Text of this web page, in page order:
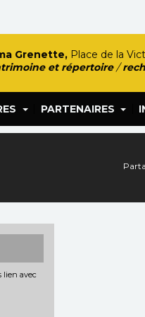
PARTENAIRES
Grenette, Place de la
et répertoire/
lien avec